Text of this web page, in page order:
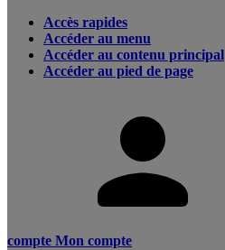
Accès rapides
Accéder au menu
Accéder au contenu principal
Accéder au pied de page
compte Mon compte